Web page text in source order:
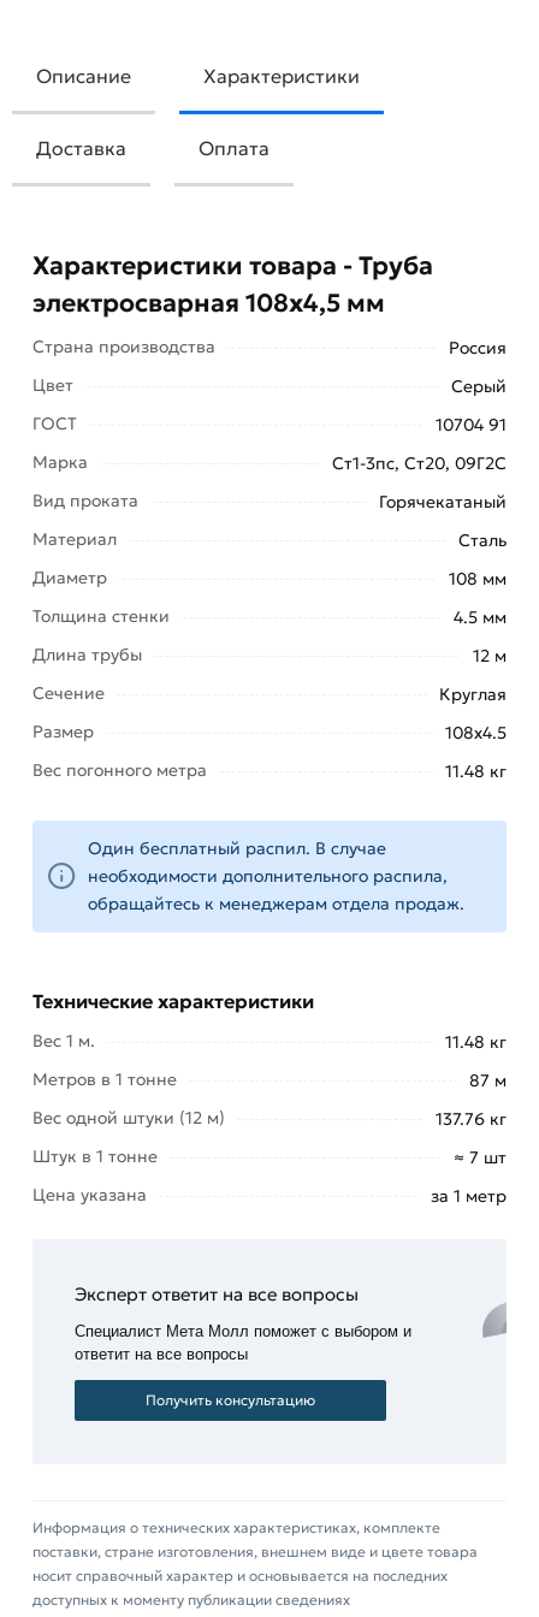
Описание Характеристики
Доставка Оплата
Для приобретения данной позиции, кликните
кнопку
позвонив по контактам указанным на сайте.
электросварная 108х4,5 мм из категории
Трубы
электросварные
действительны в Москве и
области. Наши профессиональные менеджеры
согласования условий доставки или самовывоза.
Данний товар от производителя Северсталь
сертифицирован, соответствует всем
стандартам качества. Возврат купленного
обязательно).
Характеристики товара - Труба
электросварная 108х4,5 мм
Страна производства
Россия
Цвет
Серый
ГОСТ
10704 91
Марка
Ст1-3пс, Ст20, 09Г2С
Вид проката
Горячекатаный
Материал
Сталь
Диаметр
108 мм
Толщина стенки
4.5 мм
Длина трубы
12 м
Сечение
Круглая
Размер
108х4.5
Вес погонного метра
11.48 кг
Один бесплатный распил. В случае
необходимости дополнительного распила,
обращайтесь к менеджерам отдела продаж.
Технические характеристики
Вес 1 м.
11.48 кг
Метров в 1 тонне
87 м
Вес одной штуки (12 м)
137.76 кг
Штук в 1 тонне
≈ 7 шт
Цена указана
за 1 метр
Эксперт ответит на все вопросы
Специалист Мета Молл поможет с выбором и
ответит на все вопросы
Получить консультацию
Информация о технических характеристиках, комплекте
поставки, стране изготовления, внешнем виде и цвете товара
носит справочный характер и основывается на последних
доступных к моменту публикации сведениях